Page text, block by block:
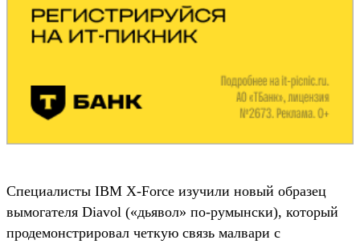
Специалисты IBM X-Force изучили новый образец
вымогателя Diavol («дьявол» по-румынски), который
продемонстрировал четкую связь малвари с